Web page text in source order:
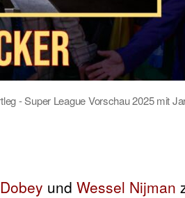
- Super League Vorschau 2025 mit
und Wessel Nijman